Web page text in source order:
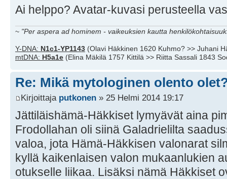
Ai helppo? Avatar-kuvasi perusteella
~ "Per aspera ad hominem - vaikeuksien kautta
Y-DNA: N1c1-YP1143 (Olavi Häkkinen 1620 Kuhmo? >> Juhani
mtDNA: H5a1e (Elina Mäkilä 1757 Kittilä >> Riitta Sassali 1843
Re: Mikä mytologinen olento
Kirjoittaja putkonen » 25 Helmi 2014 19:17
Jättiläishämä-Häkkiset lymyävät aina
Frodollahan oli siinä Galadrielilta
valoa, jota Hämä-Häkkisen valonarat
kyllä kaikenlaisen valon mukaanlukien
otukselle liikaa. Lisäksi nämä Häkkiset